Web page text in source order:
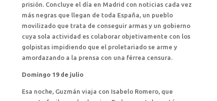
prisión. Concluye el día en Madrid con noticias cada vez
más negras que llegan de toda España, un pueblo
movilizado que trata de conseguir armas y un gobierno
cuya sola actividad es colaborar objetivamente con los
golpistas impidiendo que el proletariado se arme y
amordazando a la prensa con una férrea censura.
Domingo 19 de julio
Esa noche, Guzmán viaja con Isabelo Romero, que